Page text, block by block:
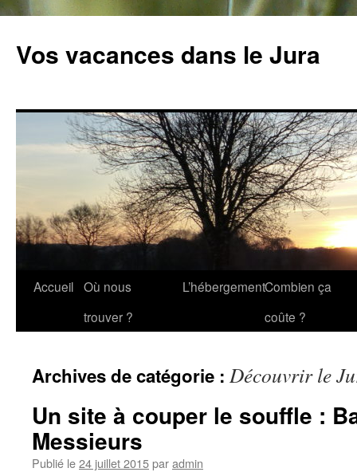
Vos vacances dans le Jura
Aller
Accueil Où nous
trouver ?
L’hébergementCombien ça
coûte ?
Archives de catégorie : Découvrir le
Un site à couper le souffle :
Messieurs
Publié le24 juillet 2015paradmin